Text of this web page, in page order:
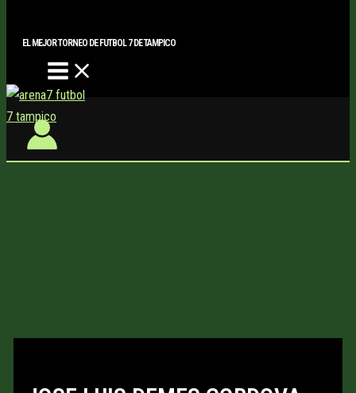
EL MEJOR TORNEO DE FUTBOL 7 DE TAMPICO